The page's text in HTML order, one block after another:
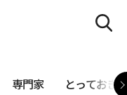
専門家 とっておき